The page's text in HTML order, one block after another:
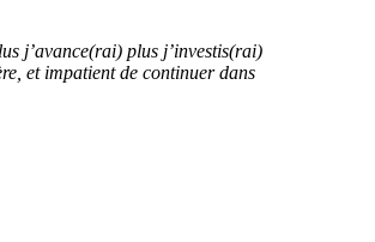
j’avance(rai) plus j’investis(rai)
et impatient de continuer dans